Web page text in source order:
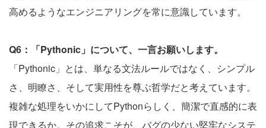
高めるようなエンジニアリングを常に意識しています。
Q6：「Pythonic」について、一言お願いします。
「Pythonic」とは、単なる文法ルールではなく、シンプル
さ、明瞭さ、そして実用性を尊ぶ哲学だと考えています。
複雑な処理をいかにしてPythonらしく、簡潔で直感的に表
現できるか。その追求こそが、バグの少ない堅牢なシステ